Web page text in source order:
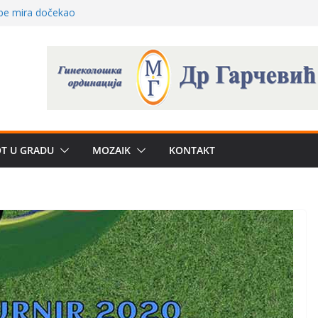
može li
projekat: Gde
Umesto
privatne
U GRADU MOZAIK KONTAKT